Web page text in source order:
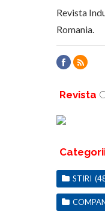
Revista
Romania.
Revista
STIRI